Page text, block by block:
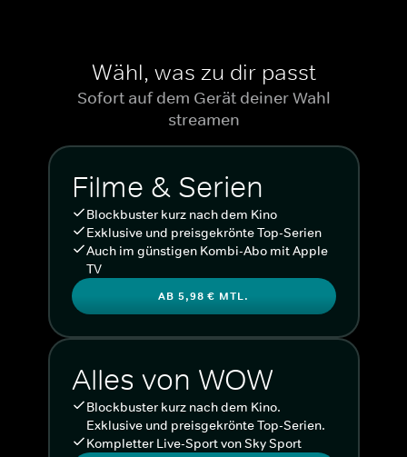
Wähl, was zu dir passt
Sofort auf dem Gerät deiner Wahl
streamen
Filme & Serien
Blockbuster kurz nach dem Kino
Exklusive und preisgekrönte Top-Serien
Auch im günstigen Kombi-Abo mit Apple
TV
AB 5,98 € MTL.
Alles von WOW
Blockbuster kurz nach dem Kino.
Exklusive und preisgekrönte Top-Serien.
Kompletter Live-Sport von Sky Sport